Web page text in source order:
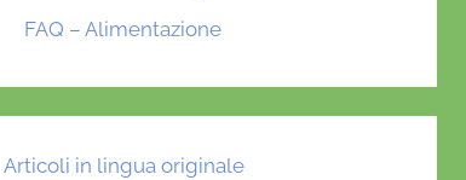
FAQ – Alimentazione
Articoli in lingua originale